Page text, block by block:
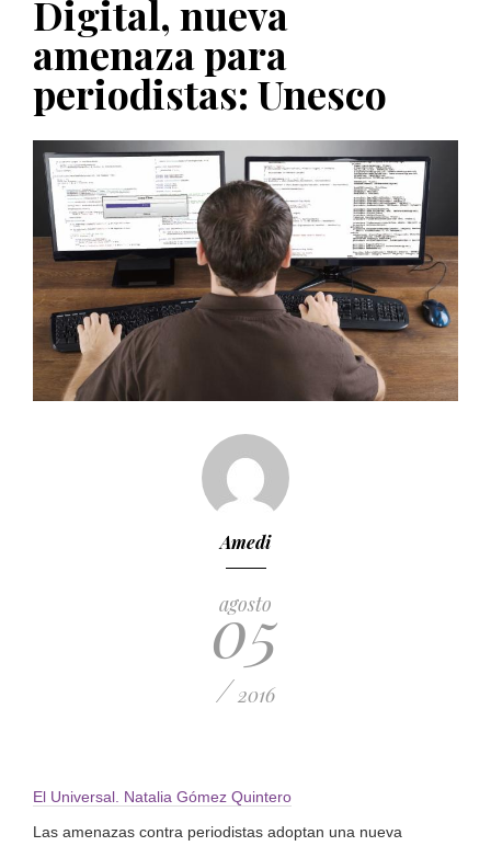
PUBLICADO EL 5 ENERO, 2023
Digital, nueva
amenaza para
periodistas: Unesco
Amedi
agosto
05
/ 2016
El Universal. Natalia Gómez Quintero
Las amenazas contra periodistas adoptan una nueva